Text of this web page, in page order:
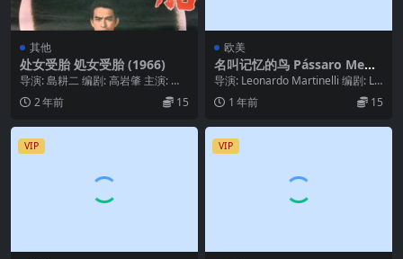
其他
处女受胎 処女受胎 (1966)
导演: 島耕二 编剧: 高岩肇 主演: 若
尾文子 / 伊藤孝雄 / 中原早苗 类...
2 年前 15
欧美
名叫记忆的鸟 Pássaro Mem
ória (2023)
导演: Leonardo Martinelli 编剧: Le
onardo Mar...
1 年前 15
VIP VIP